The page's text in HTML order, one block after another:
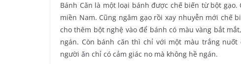
Bánh Căn là một loại bánh được chế biến từ bột
miền Nam. Cũng ngâm gạo rồi xay nhuyễn mới chế
cho thêm bột nghệ vào để bánh có màu vàng bắt
ngán. Còn bánh căn thì chỉ với một màu trắng
người ăn chỉ có cảm giác no mà không hề ngán.